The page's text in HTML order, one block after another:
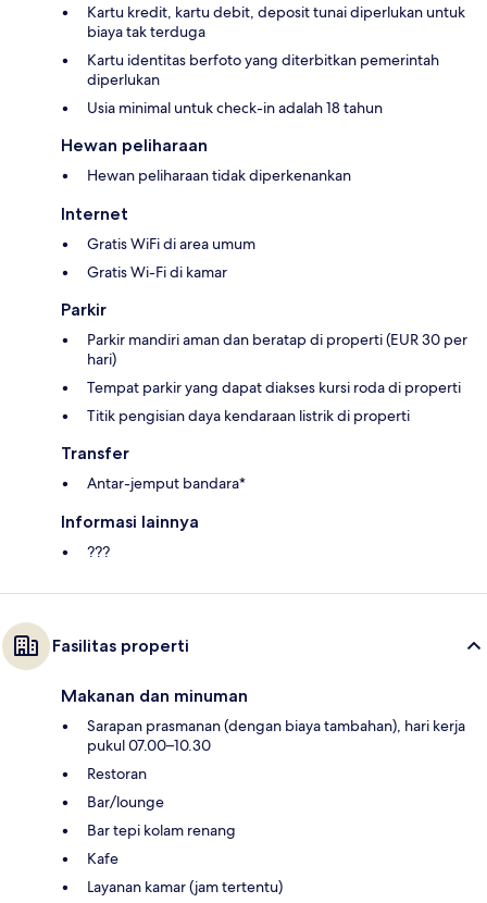
Kartu kredit, kartu debit, deposit tunai diperlukan untuk
biaya tak terduga
Kartu identitas berfoto yang diterbitkan pemerintah
diperlukan
Usia minimal untuk check-in adalah 18 tahun
Hewan peliharaan
Hewan peliharaan tidak diperkenankan
Internet
Gratis WiFi di area umum
Gratis Wi-Fi di kamar
Parkir
Parkir mandiri aman dan beratap di properti (EUR 30 per
hari)
Tempat parkir yang dapat diakses kursi roda di properti
Titik pengisian daya kendaraan listrik di properti
Transfer
Antar-jemput bandara*
Informasi lainnya
???
Fasilitas properti
Makanan dan minuman
Sarapan prasmanan (dengan biaya tambahan), hari kerja
pukul 07.00–10.30
Restoran
Bar/lounge
Bar tepi kolam renang
Kafe
Layanan kamar (jam tertentu)